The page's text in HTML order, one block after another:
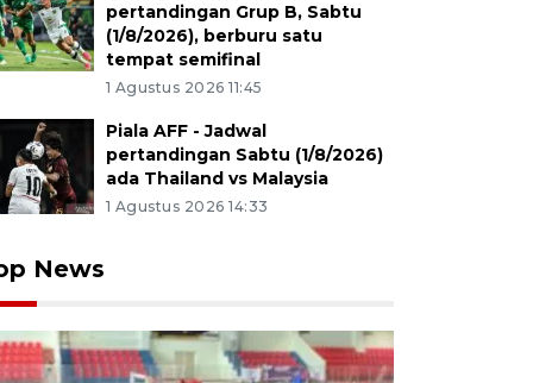
pertandingan Grup B, Sabtu
(1/8/2026), berburu satu
tempat semifinal
1 Agustus 2026 11:45
Piala AFF - Jadwal
pertandingan Sabtu (1/8/2026)
ada Thailand vs Malaysia
1 Agustus 2026 14:33
News